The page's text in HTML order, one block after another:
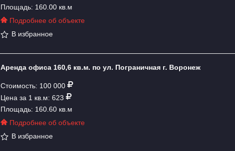
Площадь: 160.00 кв.м
Подробнее об объекте
В избранное
Аренда офиса 160,6 кв.м. по ул. Пограничная г. Воронеж
Стоимость: 100 000
Цена за 1 кв.м: 623
Площадь: 160.60 кв.м
Подробнее об объекте
В избранное